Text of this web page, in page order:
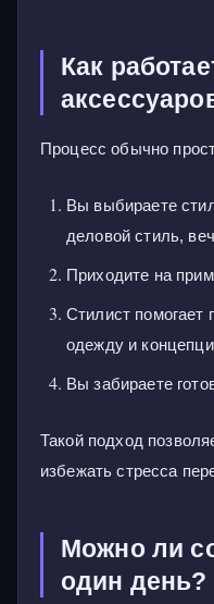
Как
Процесс обычно
Вы выбираете
деловой стиль,
Приходите на
Стилист помогает
одежду и
Вы забираете
Такой подход
избежать стресса
Можно ли
один день?